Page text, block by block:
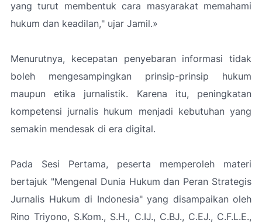
yang turut membentuk cara masyarakat memahami
hukum dan keadilan," ujar Jamil.»
Menurutnya, kecepatan penyebaran informasi tidak
boleh mengesampingkan prinsip-prinsip hukum
maupun etika jurnalistik. Karena itu, peningkatan
kompetensi jurnalis hukum menjadi kebutuhan yang
semakin mendesak di era digital.
Pada Sesi Pertama, peserta memperoleh materi
bertajuk "Mengenal Dunia Hukum dan Peran Strategis
Jurnalis Hukum di Indonesia" yang disampaikan oleh
Rino Triyono, S.Kom., S.H., C.IJ., C.BJ., C.EJ., C.F.L.E.,